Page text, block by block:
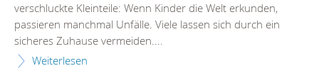
verschluckte Kleinteile: Wenn Kinder die Welt erkunden,
passieren manchmal Unfälle. Viele lassen sich durch ein
sicheres Zuhause vermeiden....
Weiterlesen